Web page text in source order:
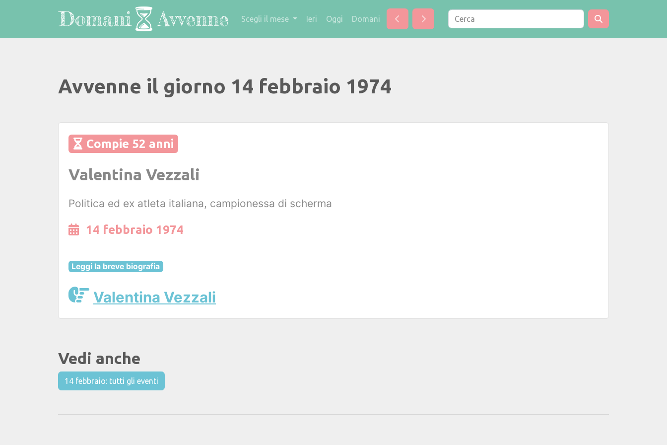
Scegli il mese Ieri Oggi Domani
Avvenne il giorno 14 febbraio 1974
Compie 52 anni
Valentina Vezzali
Politica ed ex atleta italiana, campionessa di scherma
14 febbraio 1974
Leggi la breve biografia
Valentina Vezzali
Vedi anche
14 febbraio: tutti gli eventi